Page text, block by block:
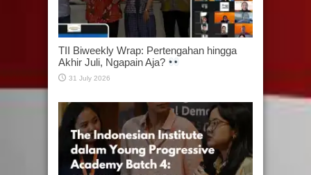
TII Biweekly Wrap: Pertengahan hingga
Akhir Juli, Ngapain Aja?
31 July 2026